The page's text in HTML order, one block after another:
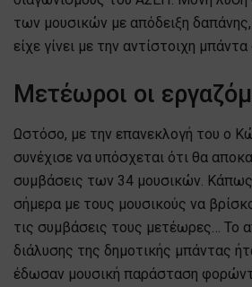
των μουσικών με απόδειξη
είχε γίνει με την αντίστοιχη
Μετέωροι οι
Ωστόσο, με την επανεκλογή του ο
συνέχισε να υπόσχεται ότι θα
συμβάσεις των 34 μουσικών.
σήμερα με τους μουσικούς να
τις συμβάσεις τους μετέωρες… Το
διάλυσης της δημοτικής μπάντας
έδωσαν μουσική παράσταση